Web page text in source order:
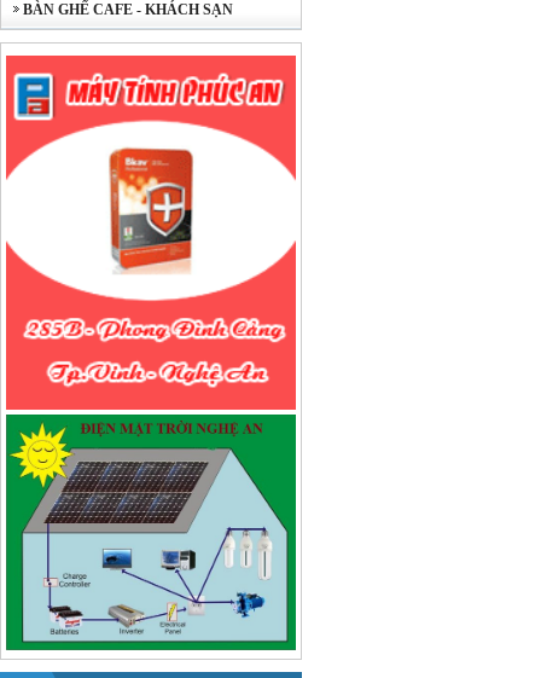
BÀN GHẾ CAFE - KHÁCH SẠN